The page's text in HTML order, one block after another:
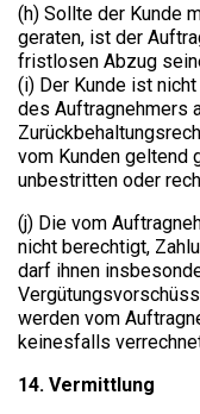
(h) Sollte der Kunde
geraten, ist der
fristlosen Abzug
(i) Der Kunde ist
des Auftragnehmers
vom Kunden geltend
unbestritten oder
(j) Die vom
nicht berechtigt,
darf ihnen
werden vom
keinesfalls
14. Vermittlung​